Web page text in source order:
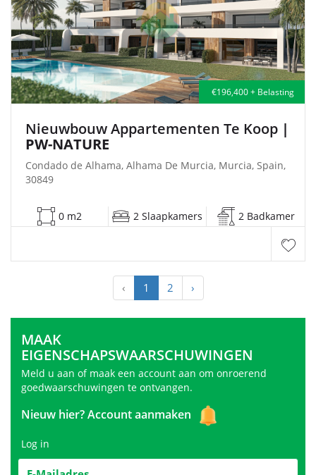
€196,400 + Belasting
Nieuwbouw Appartementen Te Koop |
PW-NATURE
Condado de Alhama, Alhama De Murcia, Murcia, Spain,
30849
0 m2 2 Slaapkamers 2 Badkamer
‹ 1 2 ›
MAAK
EIGENSCHAPSWAARSCHUWINGEN
Meld u aan of maak een account aan om onroerend
goedwaarschuwingen te ontvangen.
Nieuw hier?Account aanmaken
Log in